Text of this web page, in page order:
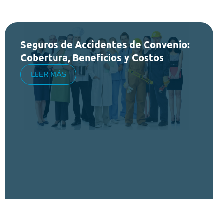
Seguros de Accidentes de Convenio:
Cobertura, Beneficios y Costos
LEER MÁS